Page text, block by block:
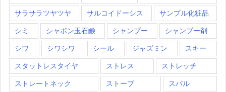
サラサラツヤツヤ サルコイドーシス サンプル化粧品
シミ シャボン玉石鹸 シャンプー シャンプー剤
シワ シワシワ シール ジャズミン スキー
スタットレスタイヤ ストレス ストレッチ
ストレートネック ストーブ スバル